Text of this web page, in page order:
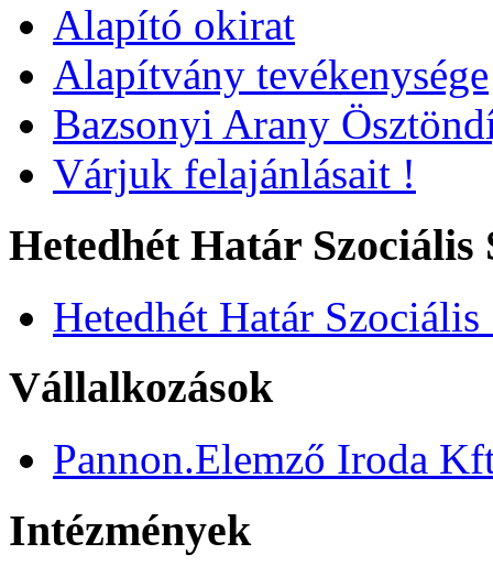
Alapító okirat
Alapítvány tevékenysége
Bazsonyi Arany
Várjuk felajánlásait !
Hetedhét Határ Szociális
Hetedhét Határ Szociális
Vállalkozások
Pannon.Elemző Iroda
Intézmények